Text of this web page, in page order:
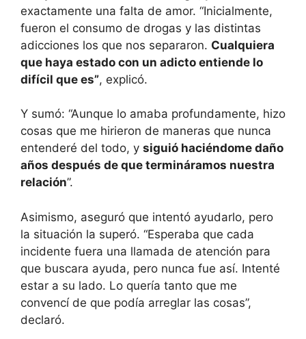
exactamente una falta de amor. “Inicialmente,
fueron el consumo de drogas y las distintas
adicciones los que nos separaron. Cualquiera
que haya estado con un adicto entiende lo
difícil que es”, explicó.
Y sumó: “Aunque lo amaba profundamente, hizo
cosas que me hirieron de maneras que nunca
entenderé del todo, y siguió haciéndome daño
años después de que termináramos nuestra
relación”.
Asimismo, aseguró que intentó ayudarlo, pero
la situación la superó. “Esperaba que cada
incidente fuera una llamada de atención para
que buscara ayuda, pero nunca fue así. Intenté
estar a su lado. Lo quería tanto que me
convencí de que podía arreglar las cosas”,
declaró.